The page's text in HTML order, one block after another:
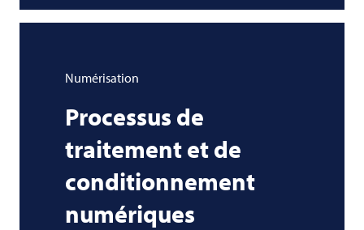
Numérisation
Processus de
traitement et de
conditionnement
numériques